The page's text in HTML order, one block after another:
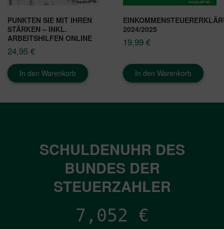
PUNKTEN SIE MIT IHREN
STÄRKEN – INKL.
ARBEITSHILFEN ONLINE
24,95 €
In den Warenkorb
2024/2025
19,99 €
In den Warenkorb
SCHULDENUHR DES
BUNDES DER
STEUERZAHLER
7,052 €